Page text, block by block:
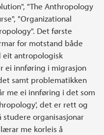
"The Anthropology
"Organizational
Det første
for motstand både
eit antropologisk
ei innføring i migrasjon
samt problematikken
me ei innføring i det som
det er rett og
organisasjonar
me korleis å